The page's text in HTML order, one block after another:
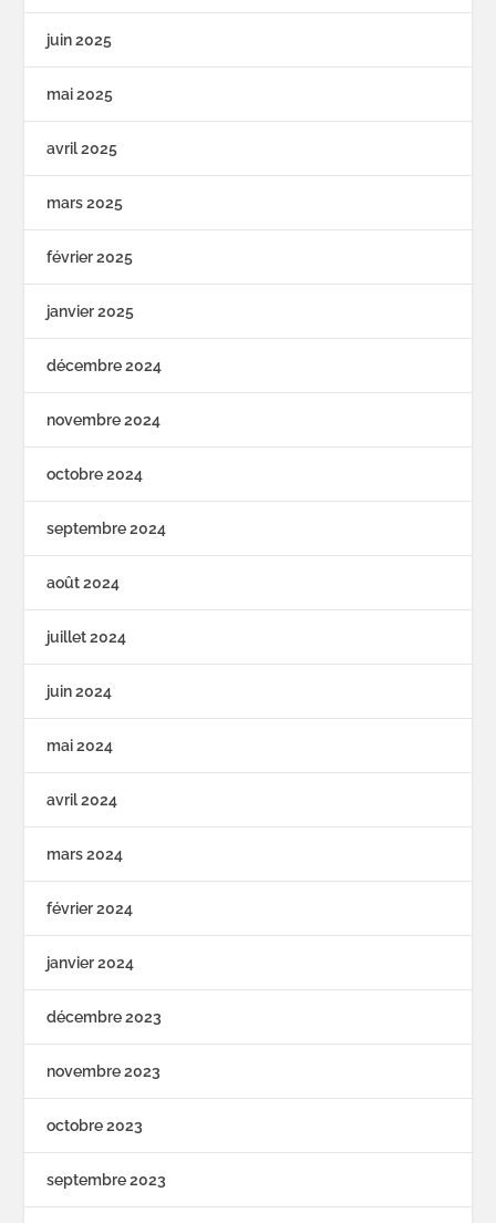
juin 2025
mai 2025
avril 2025
mars 2025
février 2025
janvier 2025
décembre 2024
novembre 2024
octobre 2024
septembre 2024
août 2024
juillet 2024
juin 2024
mai 2024
avril 2024
mars 2024
février 2024
janvier 2024
décembre 2023
novembre 2023
octobre 2023
septembre 2023